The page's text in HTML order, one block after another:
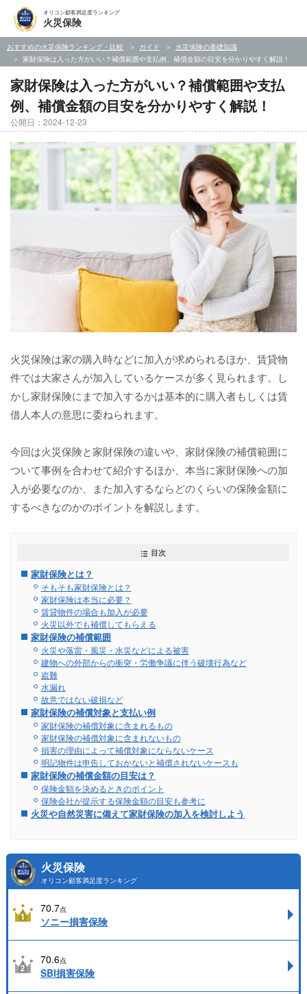
オリコン顧客満足度ランキング
火災保険
おすすめの火災保険ランキング・比較 ガイド
火災保険の基礎知識
家財保険は入った方がいい？補償範囲や支払例、補償金額の目安を分かりやすく解説！
家財保険は入った方がいい？補償範囲や支払
例、補償金額の目安を分かりやすく解説！
公開日：2024-12-23
火災保険は家の購入時などに加入が求められるほか、賃貸物
件では大家さんが加入しているケースが多く見られます。し
かし家財保険にまで加入するかは基本的に購入者もしくは賃
借人本人の意思に委ねられます。
今回は火災保険と家財保険の違いや、家財保険の補償範囲に
ついて事例を合わせて紹介するほか、本当に家財保険への加
入が必要なのか、また加入するならどのくらいの保険金額に
するべきなのかのポイントを解説します。
目次
家財保険とは？
そもそも家財保険とは？
家財保険は本当に必要？
賃貸物件の場合も加入が必要
火災以外でも補償してもらえる
家財保険の補償範囲
火災や落雷・風災・水災などによる被害
建物への外部からの衝突・労働争議に伴う破壊行為など
盗難
水漏れ
故意ではない破損など
家財保険の補償対象と支払い例
家財保険の補償対象に含まれるもの
家財保険の補償対象に含まれないもの
損害の理由によって補償対象にならないケース
明記物件は申告しておかないと補償されないケースも
家財保険の補償金額の目安は？
保険金額を決めるときのポイント
保険会社が提示する保険金額の目安も参考に
火災や自然災害に備えて家財保険の加入を検討しよう
火災保険
オリコン顧客満足度ランキング
70.7点
ソニー損害保険
70.6点
SBI損害保険